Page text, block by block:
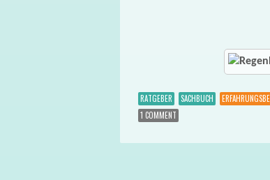
RATGEBER SACHBUCH
1 COMMENT